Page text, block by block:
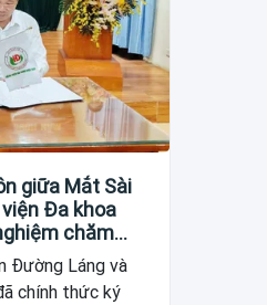
giữa Mắt Sài
Đa khoa
chăm
Đường Láng và
chính thức ký